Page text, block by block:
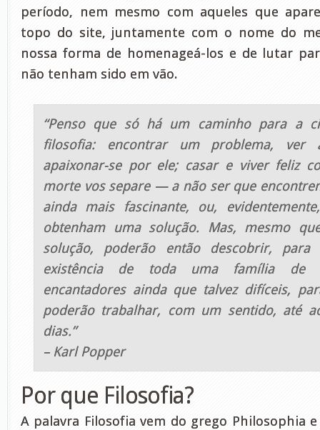
período, nem mesmo com aqueles que
topo do site, juntamente com o nome do
nossa forma de homenageá-los e de lutar
não tenham sido em vão.
“Penso que só há um caminho para a
filosofia: encontrar um problema, ver
apaixonar-se por ele; casar e viver feliz
morte vos separe — a não ser que
ainda mais fascinante, ou,
obtenham uma solução. Mas, mesmo
solução, poderão então descobrir, para
existência de toda uma família de
encantadores ainda que talvez difíceis,
poderão trabalhar, com um sentido, até
dias.”
– Karl Popper
Por que Filosofia?
A palavra Filosofia vem do grego Philosophia